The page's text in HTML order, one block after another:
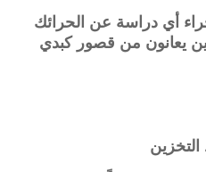
أي دراسة عن الحرائك
يعانون من قصور كبدي